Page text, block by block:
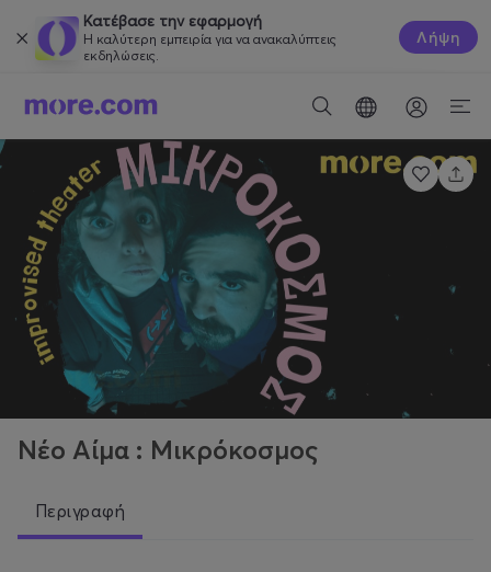
Κατέβασε την εφαρμογή
Η καλύτερη εμπειρία για να ανακαλύπτεις
εκδηλώσεις.
Λήψη
Νέο Αίμα : Μικρόκοσμος
Περιγραφή